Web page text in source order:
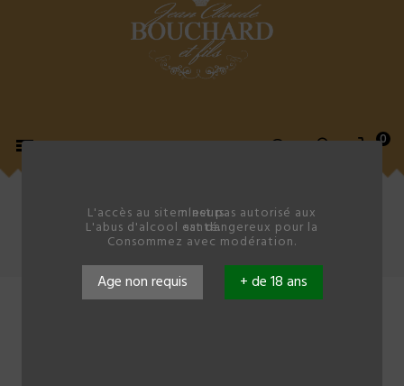
L'accès au site n'est pas autorisé aux mineurs.
L'abus d'alcool est dangereux pour la santé.
Consommez avec modération.
Age non requis + de 18 ans
 0
Accueil Les cuvées juliane